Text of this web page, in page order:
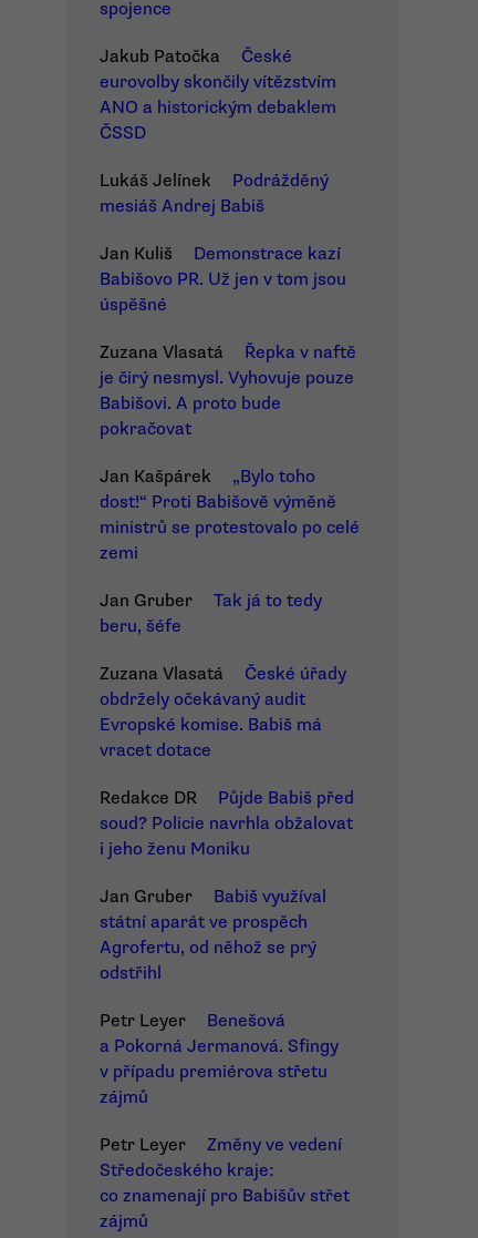
spojence
Jakub Patočka
České
eurovolby skončily vítězstvím
ANO a historickým debaklem
ČSSD
Lukáš Jelínek
Podrážděný
mesiáš Andrej Babiš
Jan Kuliš
Demonstrace kazí
Babišovo PR. Už jen v tom jsou
úspěšné
Zuzana Vlasatá
Řepka v naftě
je čirý nesmysl. Vyhovuje pouze
Babišovi. A proto bude
pokračovat
Jan Kašpárek
„Bylo toho
dost!“ Proti Babišově výměně
ministrů se protestovalo po celé
zemi
Jan Gruber
Tak já to tedy
beru, šéfe
Zuzana Vlasatá
České úřady
obdržely očekávaný audit
Evropské komise. Babiš má
vracet dotace
Redakce DR
Půjde Babiš před
soud? Policie navrhla obžalovat
i jeho ženu Moniku
Jan Gruber
Babiš využíval
státní aparát ve prospěch
Agrofertu, od něhož se prý
odstřihl
Petr Leyer
Benešová
a Pokorná Jermanová. Sfingy
v případu premiérova střetu
zájmů
Petr Leyer
Změny ve vedení
Středočeského kraje:
co znamenají pro Babišův střet
zájmů